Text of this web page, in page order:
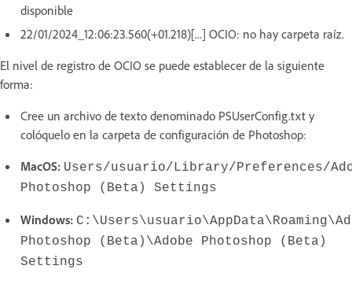
disponible
22/01/2024_12:06:23.560(+01.218)[...] OCIO: no hay carpeta raíz.
El nivel de registro de OCIO se puede establecer de la siguiente
forma:
Cree un archivo de texto denominado PSUserConfig.txt y
colóquelo en la carpeta de configuración de Photoshop:
MacOS: Users/usuario/Library/Preferences/
Photoshop (Beta) Settings
Windows:
Photoshop (Beta)\Adobe Photoshop (Beta)
Settings